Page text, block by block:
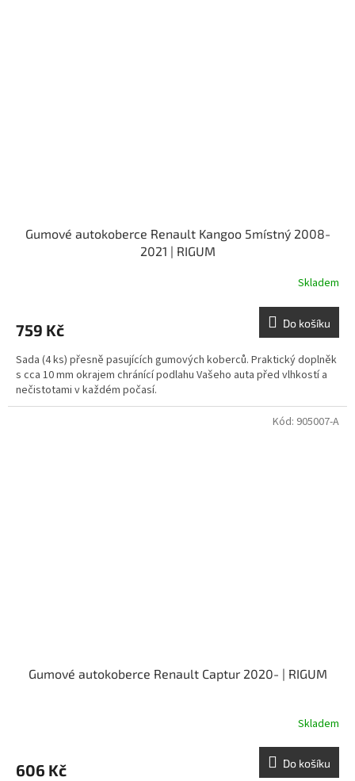
Gumové autokoberce Renault Kangoo 5místný 2008-
2021 | RIGUM
Skladem
759 Kč Do košíku
Sada (4 ks) přesně pasujících gumových koberců. Praktický doplněk
s cca 10 mm okrajem chránící podlahu Vašeho auta před vlhkostí a
nečistotami v každém počasí.
Gumové autokoberce Renault Captur 2020- | RIGUM
Skladem
606 Kč Do košíku
Kód: 905007-A